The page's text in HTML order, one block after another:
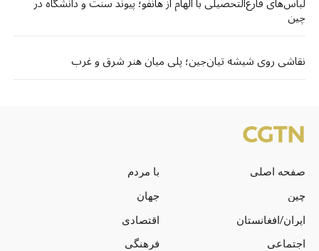
چین
نقاشی روی شیشه تیان‌جین؛ پلی میان هنر شرق و غرب
صفحه اصلی
با مردم
چین
جهان
ایران/افغانستان
اقتصادی
اجتماعی
فرهنگی